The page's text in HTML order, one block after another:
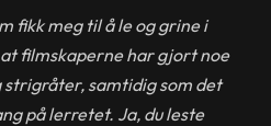
fikk meg til å le og grine i
filmskaperne har gjort noe
samtidig som det
på lerretet. Ja, du leste